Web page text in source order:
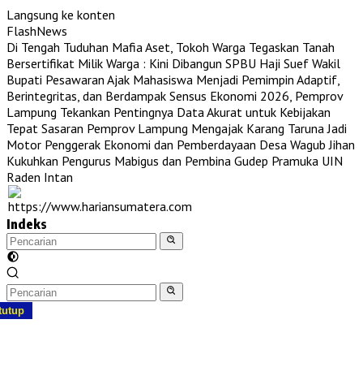
Langsung ke konten
FlashNews
Di Tengah Tuduhan Mafia Aset, Tokoh Warga Tegaskan Tanah
Bersertifikat Milik Warga : Kini Dibangun SPBU Haji Suef Wakil
Bupati Pesawaran Ajak Mahasiswa Menjadi Pemimpin Adaptif,
Berintegritas, dan Berdampak Sensus Ekonomi 2026, Pemprov
Lampung Tekankan Pentingnya Data Akurat untuk Kebijakan
Tepat Sasaran Pemprov Lampung Mengajak Karang Taruna Jadi
Motor Penggerak Ekonomi dan Pemberdayaan Desa Wagub Jihan
Kukuhkan Pengurus Mabigus dan Pembina Gudep Pramuka UIN
Raden Intan
Indeks